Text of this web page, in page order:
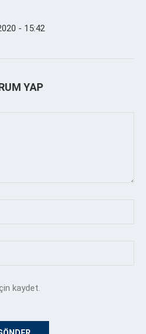
- 15:42
YAP
kaydet.